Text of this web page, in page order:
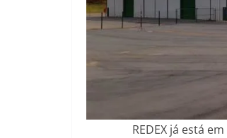
REDEX já está